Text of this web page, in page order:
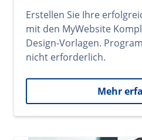
Erstellen Sie Ihre
mit den MyWebsite
Design-Vorlagen.
nicht erforderlich.
Mehr